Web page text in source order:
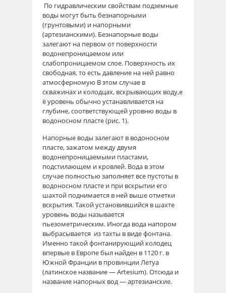
По гидравлическим свойствам подземные
воды могут быть безнапорными
(грунтовыми) и напорными
(артезианскими). Безнапорные воды
залегают на первом от поверхности
водонепроницаемом или
слабопроницаемом слое. Поверхность их
свободная, то есть давление на ней равно
атмосферномую В этом случае в
скважинах и колодцах, вскрывающих воду,е
ё уровень обычно устанавливается на
глубине, соответствующей уровню воды в
водоносном пласте (рис. 1).
Напорные воды залегают в водоносном
пласте, зажатом между двумя
водонепроницаемыми пластами,
подстилающем и кровлей. Вода в этом
случае полностью заполняет все пустоты в
водоносном пласте и при вскрытии его
шахтой поднимается в ней выше отметки
вскрытия. Такой установившийся в шахте
уровень воды называется
пьезометрическим. Иногда вода напором
выбрасывается из тахты в виде фонтана.
Именно такой фонтанирующий колодец
впервые в Европе был найден в 1120 г. в
Южной Франции в провинции Летуа
(латинское название — Artesium). Отсюда и
название напорных вод — артезианские.